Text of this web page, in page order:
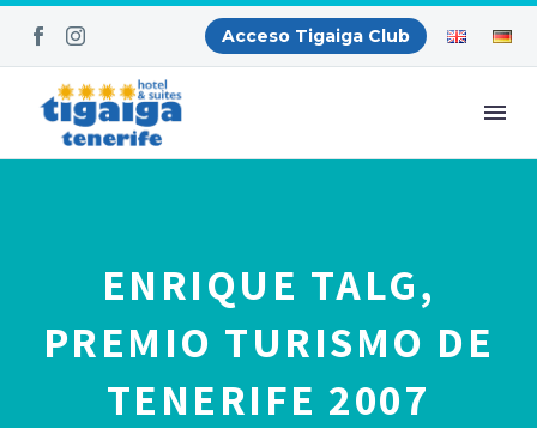
Acceso Tigaiga Club
ENRIQUE TALG,
PREMIO TURISMO DE
TENERIFE 2007